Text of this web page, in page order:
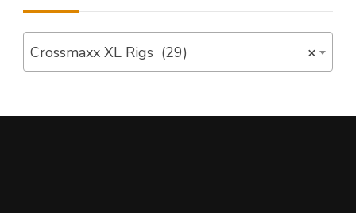
×
Crossmaxx XL Rigs (29)